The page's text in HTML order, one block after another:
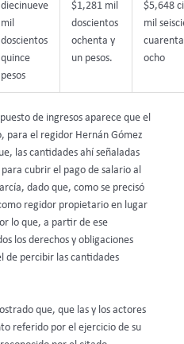
diecinueve
mil
doscientos
quince
pesos
$1,281 mil
doscientos
ochenta y
un pesos.
$5,648
mil
ocho
de ingresos aparece que el
para el regidor Hernán Gómez
las cantidades ahí señaladas
cubrir el pago de salario al
dado que, como se precisó
regidor propietario en lugar
lo que, a partir de ese
los derechos y obligaciones
de percibir las cantidades
que, que las y los actores
referido por el ejercicio de su